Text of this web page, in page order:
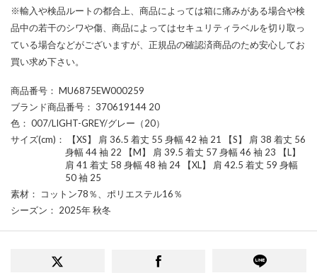
※輸入や検品ルートの都合上、商品によっては箱に痛みがある場合や検
品中の若干のシワや傷、商品によってはセキュリティラベルを切り取っ
ている場合などがございますが、正規品の確認済商品のため安心してお
買い求め下さい。
商品番号 ： MU6875EW000259
ブランド商品番号 ： 370619144 20
色 ： 007/LIGHT-GREY/グレー（20）
サイズ(cm) ： 【XS】 肩 36.5 着丈 55 身幅 42 袖 21 【S】 肩 38 着丈 56
身幅 44 袖 22 【M】 肩 39.5 着丈 57 身幅 46 袖 23 【L】
肩 41 着丈 58 身幅 48 袖 24 【XL】 肩 42.5 着丈 59 身幅
50 袖 25
素材 ： コットン78％、ポリエステル16％
シーズン ： 2025年 秋冬